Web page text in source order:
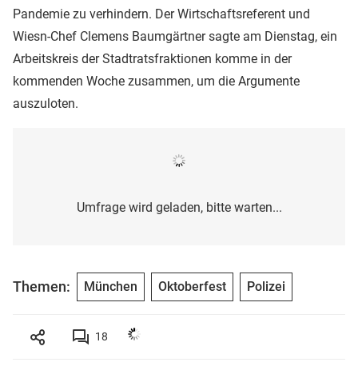
Pandemie zu verhindern. Der Wirtschaftsreferent und
Wiesn-Chef Clemens Baumgärtner sagte am Dienstag, ein
Arbeitskreis der Stadtratsfraktionen komme in der
kommenden Woche zusammen, um die Argumente
auszuloten.
Umfrage wird geladen, bitte warten...
Themen: München Oktoberfest Polizei
18